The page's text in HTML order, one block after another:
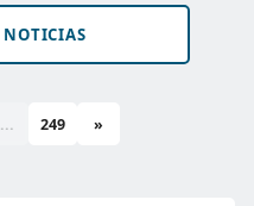
NOTICIAS
... 249 »